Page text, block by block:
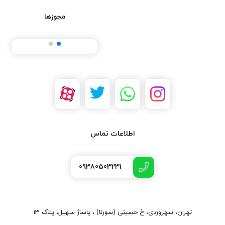
رفت و آمد وسیله نقلیه استفاده کنند. اگر مشکوک به این موضوع
طراحی شده‌اند. این جی پی اس‌ها درست در زیر پای راننده تعبیه
می‌شوند. سایر ردیاب‌های خودرو طوری ساخته شده‌اند که به فندک یا
نصب و استفاده از این ردیاب‌ها راحت خواهد بود، اما بعضی از این
صورت باید ردیاب را از منبع تغذیه بکشید تا از خرابی باتری خودرو
جلوگیری فرمایید. در موتور سیکلت ها با نصب ردیاب موتور سیکلت
حد زیادی جلوگیری کرد
مجوزها
اطلاعات تماس
09380503231
تهران، سهروردی، خ حسینی (سورنا) ، پاساژ سهیل، پلاک 13